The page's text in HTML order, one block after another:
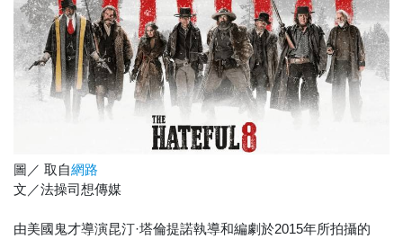
圖／ 取自網路
文／法操司想傳媒
由美國鬼才導演昆汀·塔倫提諾執導和編劇於2015年所拍攝的